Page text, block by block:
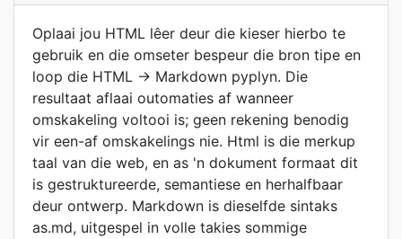
Oplaai jou HTML lêer deur die kieser hierbo te
gebruik en die omseter bespeur die bron tipe en
loop die HTML → Markdown pyplyn. Die
resultaat aflaai outomaties af wanneer
omskakeling voltooi is; geen rekening benodig
vir een-af omskakelings nie. Html is die merkup
taal van die web, en as 'n dokument formaat dit
is gestruktureerde, semantiese en herhalfbaar
deur ontwerp. Markdown is dieselfde sintaks
as.md, uitgespel in volle takies sommige